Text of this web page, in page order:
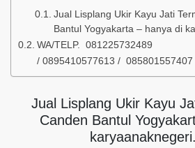
Jual Lisplang Ukir Kayu Jati
Bantul Yogyakarta – hanya di
WA/TELP. 081225732489
/ 0895410577613 / 085801557407
Jual Lisplang Ukir Kayu
Canden Bantul